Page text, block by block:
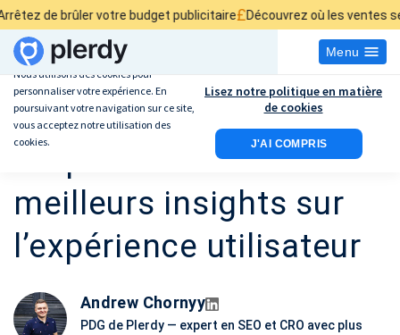
votre budget publicitaire£Découvrez où les ventes se perdent¥
Menu
Comment les designers
UX peuvent obtenir de
meilleurs insights sur
l’expérience utilisateur
Andrew Chornyy
PDG de Plerdy — expert en SEO et CRO avec plus
Nous utilisons des cookies pour
personnaliser votre expérience. En
poursuivant votre navigation sur ce site,
vous acceptez notre utilisation des
cookies.
J'AI COMPRIS
Lisez notre politique en matière
de cookies